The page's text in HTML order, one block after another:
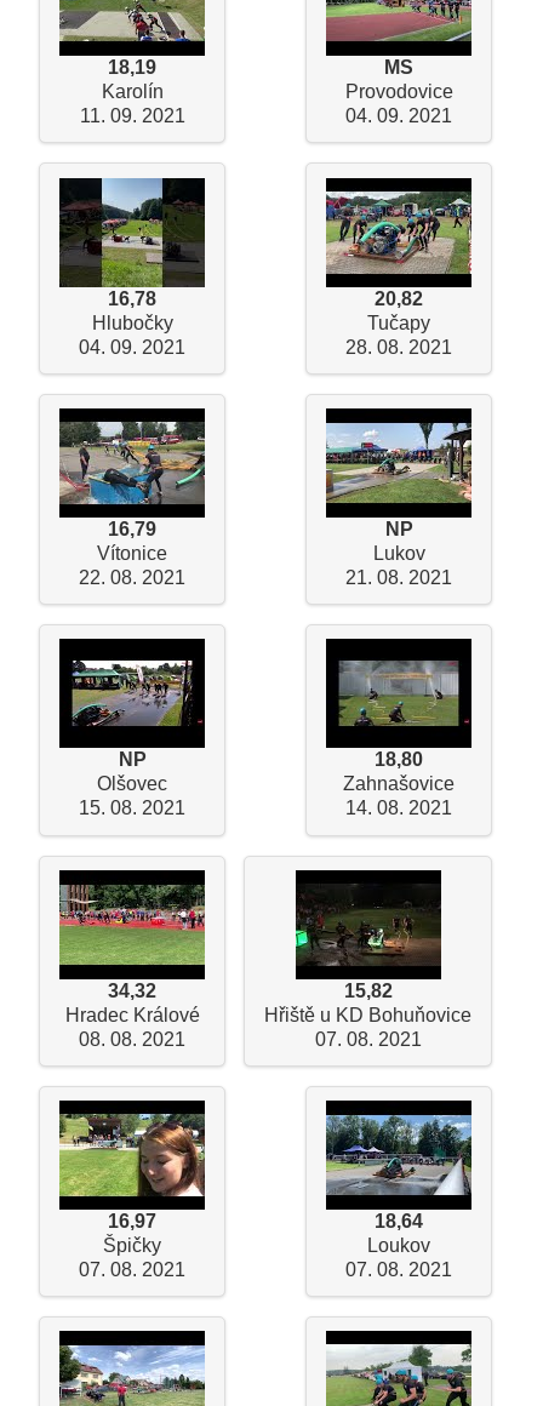
18,19
Karolín
11. 09. 2021
MS
Provodovice
04. 09. 2021
16,78
Hlubočky
04. 09. 2021
20,82
Tučapy
28. 08. 2021
16,79
Vítonice
22. 08. 2021
NP
Lukov
21. 08. 2021
NP
Olšovec
15. 08. 2021
18,80
Zahnašovice
14. 08. 2021
34,32
Hradec Králové
08. 08. 2021
15,82
Hřiště u KD Bohuňovice
07. 08. 2021
16,97
Špičky
07. 08. 2021
18,64
Loukov
07. 08. 2021